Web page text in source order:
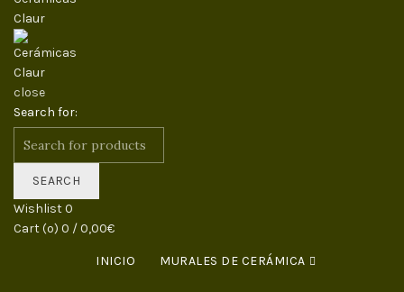
close
Search for:
SEARCH
Wishlist0
Cart (o) 0 /0,00€
INICIO MURALES DE CERÁMICA